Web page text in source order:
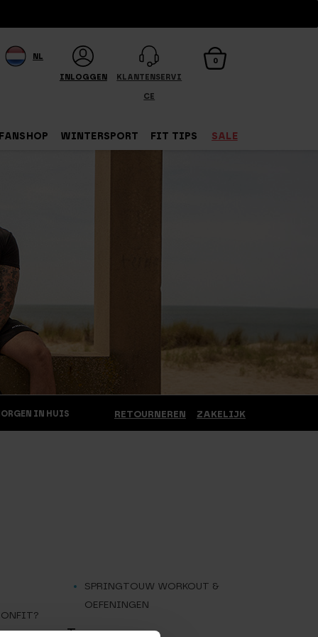
NL
INLOGGEN KLANTENSERVI
CE
0
FANSHOP WINTERSPORT FIT TIPS SALE
RETOURNEREN ZAKELIJK
IN HUIS
ONFIT?
SPRINGTOUW WORKOUT &
OEFENINGEN